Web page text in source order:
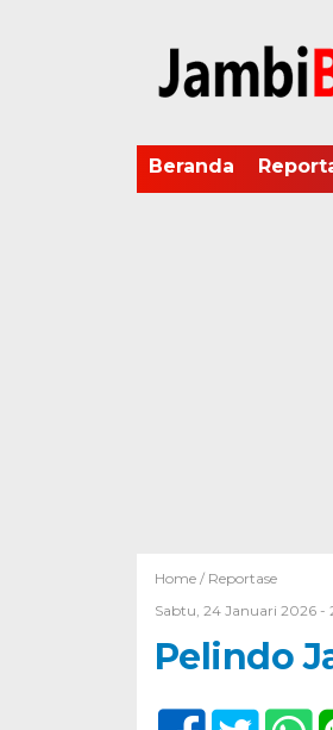
Beranda
Home / Reportase
Sabtu, 24 Januari 2026 -
Pelindo